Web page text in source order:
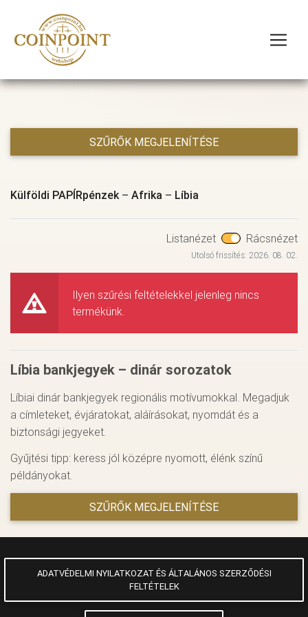
SZŰRŐK MEGJELENÍTÉSE
Külföldi PAPÍRpénzek– Afrika – Líbia
Listanézet Rácsnézet
Utolsó frissítés: 2026. 08. 02.
Ilyen szűrési feltételekkel jelenleg nincs
termékünk.
Líbia bankjegyek – dinár sorozatok
Líbiai dinár bankjegyek regionális motívumokkal. Megadjuk
a címleteket, évjáratokat, aláírásokat, nyomdát és a
biztonsági jegyeket.
Gyűjtési tipp: keress jól középre nyomott, élénk színű
példányokat.
SZŰRŐK MEGJELENÍTÉSE
ADATVÉDELMI NYILATKOZAT ÉS ÁLTALÁNOS SZERZŐDÉSI
FELTÉTELEK